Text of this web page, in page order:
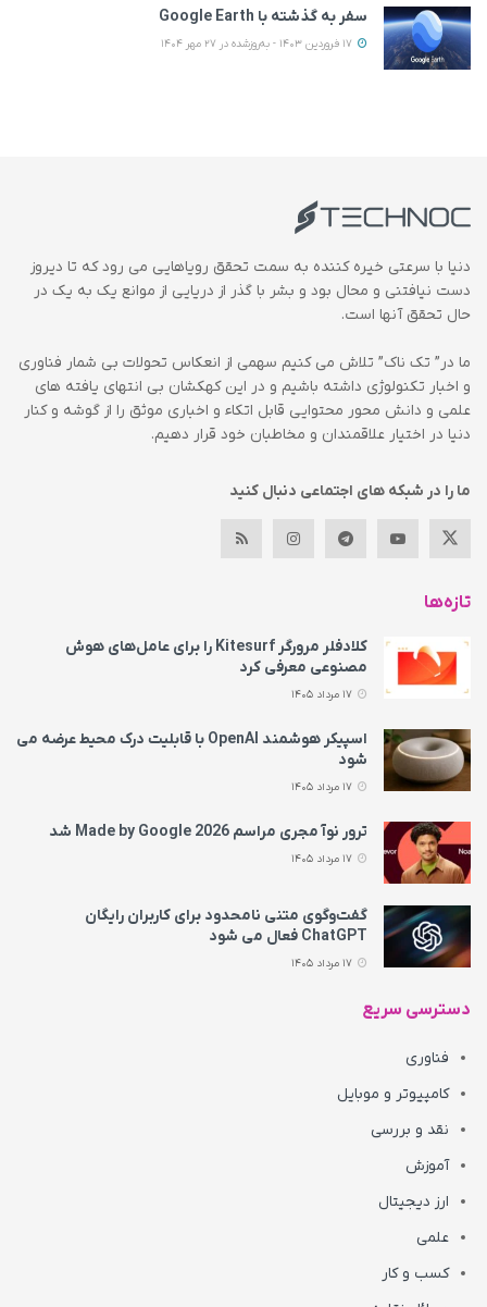
سفر به گذشته با Google Earth
دنیا با سرعتی خیره کننده به سمت تحقق رویاهایی می رود که تا دیروز
دست نیافتنی و محال بود و بشر با گذر از دریایی از موانع یک به یک در
حال تحقق آنها است.
ما در” تک ناک” تلاش می کنیم سهمی از انعکاس تحولات بی شمار فناوری
و اخبار تکنولوژی داشته باشیم و در این کهکشان بی انتهای یافته های
علمی و دانش محور محتوایی قابل اتکاء و اخباری موثق را از گوشه و کنار
دنیا در اختیار علاقمندان و مخاطبان خود قرار دهیم.
ما را در شبکه های اجتماعی دنبال کنید
تازه‌ها
کلادفلر مرورگر Kitesurf را برای عامل‌های هوش
مصنوعی معرفی کرد
اسپیکر هوشمند OpenAI با قابلیت درک محیط عرضه می‌
شود
ترور نوآ مجری مراسم Made by Google 2026 شد
گفت‌وگوی متنی نامحدود برای کاربران رایگان
ChatGPT فعال می شود
دسترسی سریع
فناوری
کامپیوتر و موبایل
نقد و بررسی
آموزش
ارز دیجیتال
علمی
کسب و کار